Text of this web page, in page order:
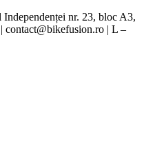
nr. 23, bloc A3,
contact@bikefusion.ro | L –